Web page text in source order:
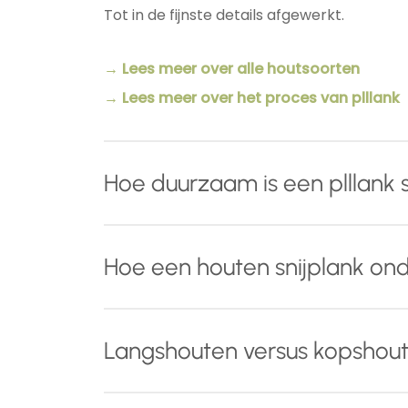
Tot in de fijnste details afgewerkt.
→ Lees meer over alle houtsoorten
→ Lees meer over het proces van plllank
Hoe duurzaam is een plllank
houten snijplank drie behandelingen die
u uw snijplank zonder zorgen met
Hoe een houten snijplank
Langshouten versus